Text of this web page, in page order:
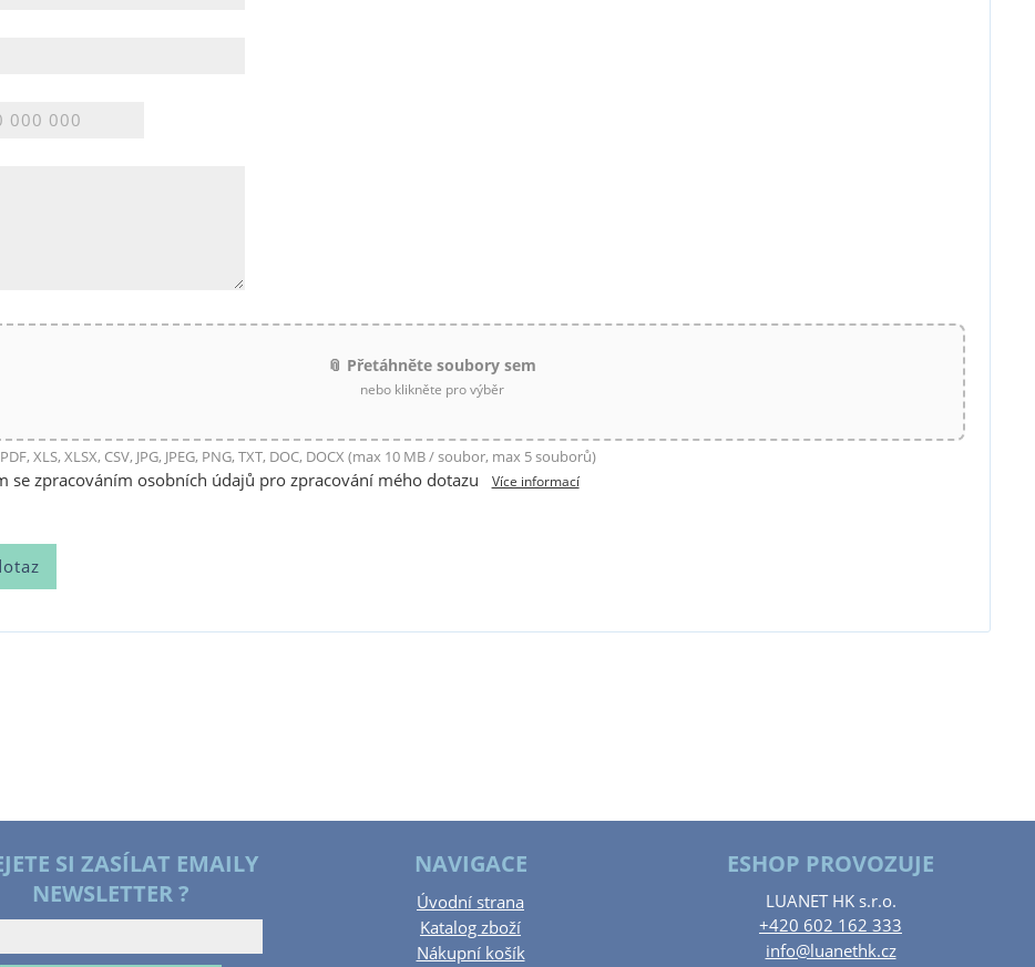
📎 Přetáhněte soubory sem
nebo klikněte pro výběr
XLS, XLSX, CSV, JPG, JPEG, PNG, TXT, DOC, DOCX (max 10 MB / soubor, max 5 souborů)
se zpracováním osobních údajů pro zpracování mého dotazu Více informací
SI ZASÍLAT EMAILY
NEWSLETTER ?
NAVIGACE
Úvodní strana
Katalog zboží
Nákupní košík
ESHOP PROVOZUJE
LUANET HK s.r.o.
+420 602 162 333
info@luanethk.cz